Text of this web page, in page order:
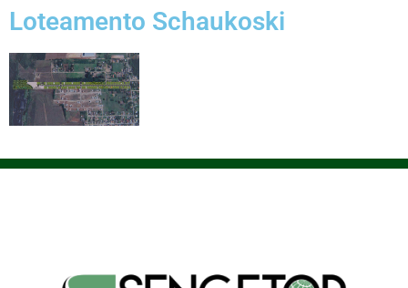
Loteamento Schaukoski